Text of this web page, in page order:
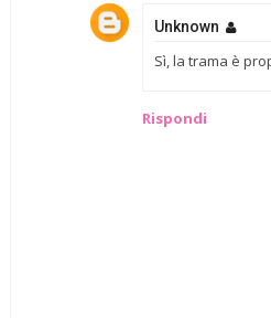
Unknown
Sì, la trama è
Rispondi